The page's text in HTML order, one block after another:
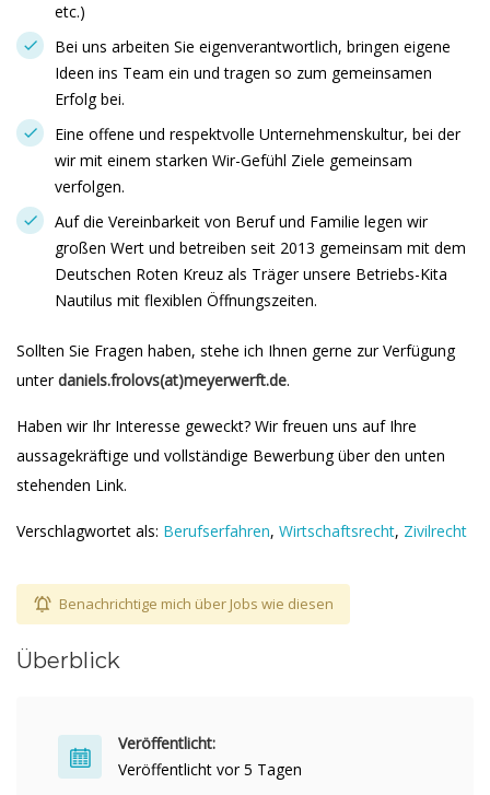
etc.)
Bei uns arbeiten Sie eigenverantwortlich, bringen eigene
Ideen ins Team ein und tragen so zum gemeinsamen
Erfolg bei.
Eine offene und respektvolle Unternehmenskultur, bei der
wir mit einem starken Wir-Gefühl Ziele gemeinsam
verfolgen.
Auf die Vereinbarkeit von Beruf und Familie legen wir
großen Wert und betreiben seit 2013 gemeinsam mit dem
Deutschen Roten Kreuz als Träger unsere Betriebs-Kita
Nautilus mit flexiblen Öffnungszeiten.
Sollten Sie Fragen haben, stehe ich Ihnen gerne zur Verfügung
unterdaniels.frolovs(at)meyerwerft.de.
Haben wir Ihr Interesse geweckt? Wir freuen uns auf Ihre
aussagekräftige und vollständige Bewerbung über den unten
stehenden Link.
Verschlagwortet als: Berufserfahren, Wirtschaftsrecht, Zivilrecht
Benachrichtige mich über Jobs wie diesen
Überblick
Veröffentlicht:
Veröffentlicht vor 5 Tagen